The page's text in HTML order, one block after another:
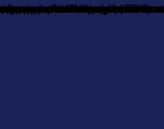
Контактна